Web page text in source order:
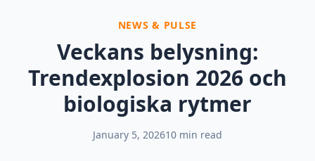
NEWS & PULSE
Veckans belysning:
Trendexplosion 2026 och
biologiska rytmer
January 5, 202610 min read